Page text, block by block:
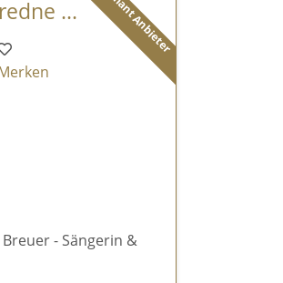
...
- Sängerin &